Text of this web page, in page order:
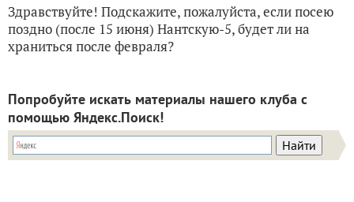
Здравствуйте! Подскажите, пожалуйста, если посею
поздно (после 15 июня) Нантскую-5, будет ли на
храниться после февраля?
Попробуйте искать материалы нашего клуба с
помощью Яндекс.Поиск!